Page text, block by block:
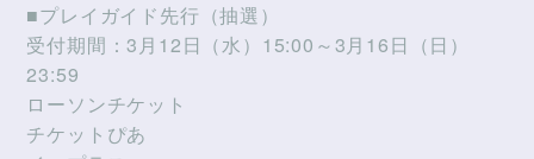
■プレイガイド先行（抽選）
受付期間：3月12日（水）15:00～3月16日（日）
23:59
ローソンチケット
チケットぴあ